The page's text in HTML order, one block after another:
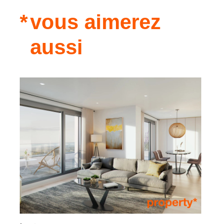
vous aimerez
aussi